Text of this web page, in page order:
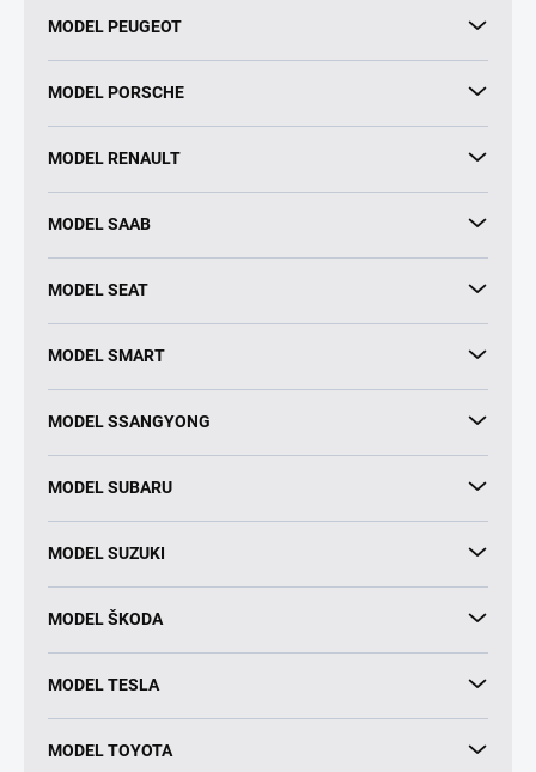
MODEL PEUGEOT
MODEL PORSCHE
MODEL RENAULT
MODEL SAAB
MODEL SEAT
MODEL SMART
MODEL SSANGYONG
MODEL SUBARU
MODEL SUZUKI
MODEL ŠKODA
MODEL TESLA
MODEL TOYOTA